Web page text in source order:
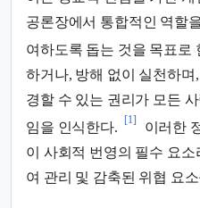
공론장에서 통합적인 역할
여하도록 돕는 것을 목표로
하거나, 방해 없이 실천하며
경할 수 있는 권리가 모든
임을 인식한다.
[1]
이러한
이 사회적 번영의 필수 요
여 관리 및 감축된 위협 요